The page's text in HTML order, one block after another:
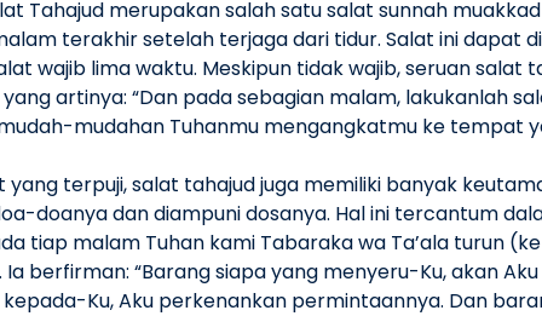
Tahajud merupakan salah satu salat sunnah
terakhir setelah terjaga dari tidur. Salat ini dapat
wajib lima waktu. Meskipun tidak wajib, seruan
artinya: “Dan pada sebagian malam, lakukanlah
mudahan Tuhanmu mengangkatmu ke tempat
terpuji, salat tahajud juga memiliki banyak
doanya dan diampuni dosanya. Hal ini tercantum
tiap malam Tuhan kami Tabaraka wa Ta’ala turun
berfirman: “Barang siapa yang menyeru-Ku, akan
Ku, Aku perkenankan permintaannya. Dan